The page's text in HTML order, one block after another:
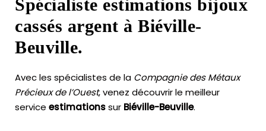
Spécialiste estimations bijoux
cassés argent à Biéville-
Beuville.
Avec les spécialistes de la Compagnie des Métaux
Précieux de l’Ouest, venez découvrir le meilleur
service estimationssur Biéville-Beuville.